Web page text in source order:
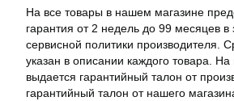
На все товары в нашем магазине
гарантия от 2 недель до 99 месяцев в
сервисной политики производителя.
указан в описании каждого товара. На
выдается гарантийный талон от
гарантийный талон от нашего